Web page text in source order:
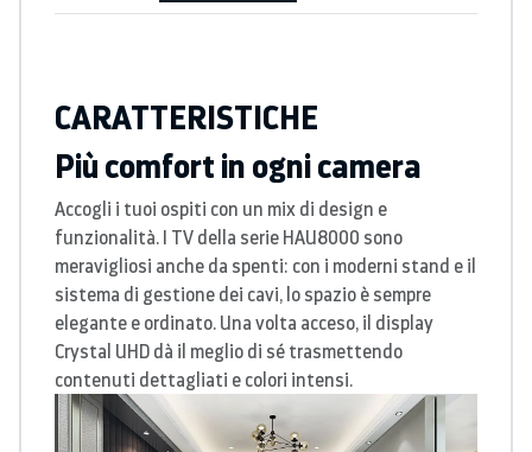
CARATTERISTICHE
Più comfort in ogni camera
Accogli i tuoi ospiti con un mix di design e
funzionalità. I TV della serie HAU8000 sono
meravigliosi anche da spenti: con i moderni stand e il
sistema di gestione dei cavi, lo spazio è sempre
elegante e ordinato. Una volta acceso, il display
Crystal UHD dà il meglio di sé trasmettendo
contenuti dettagliati e colori intensi.